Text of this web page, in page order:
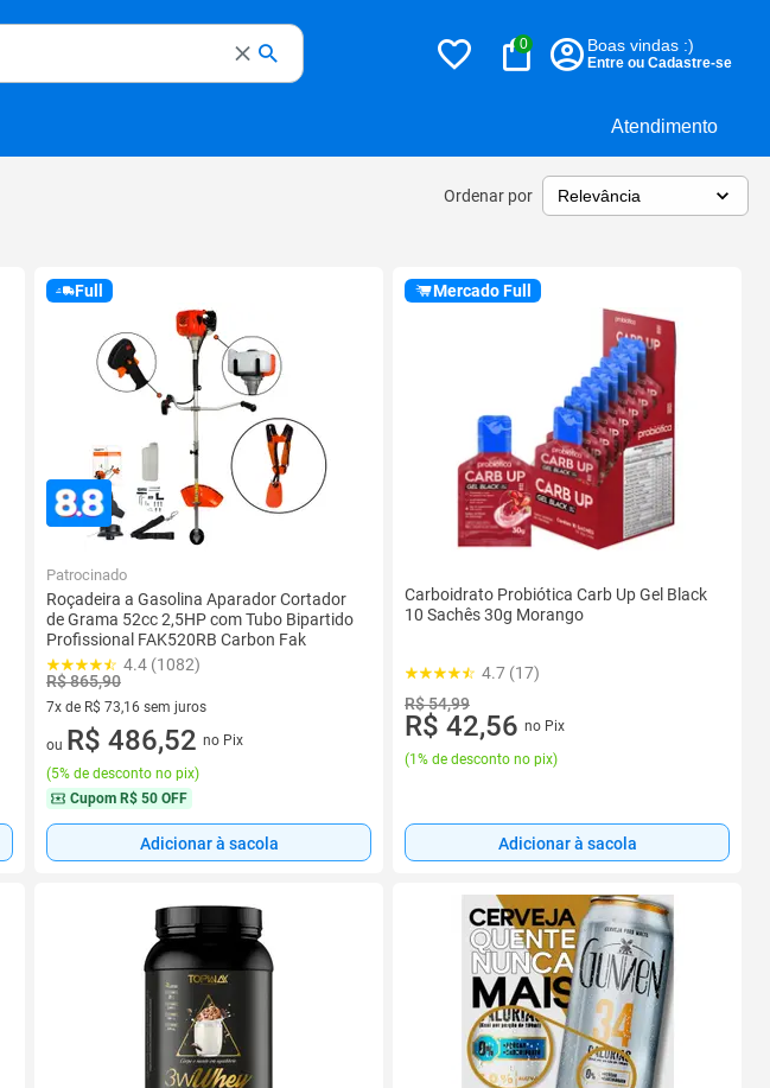
Atendimento
0 Boas vindas :)
Entre ou Cadastre-se
Ordenar por
Full
Patrocinado
Roçadeira a Gasolina Aparador Cortador
de Grama 52cc 2,5HP com Tubo Bipartido
Profissional FAK520RB Carbon Fak
4.4 (1082)
R$ 865,90
7x de R$ 73,16 sem juros
7 vez de R$ 73,16 sem juros
ou R$ 486,52 no Pix
(5% de desconto no pix)
Cupom R$ 50 OFF
Adicionar à sacola
Mercado Full
Carboidrato Probiótica Carb Up Gel Black
10 Sachês 30g Morango
4.7 (17)
R$ 54,99
R$ 42,56 no Pix
(1% de desconto no pix)
Adicionar à sacola